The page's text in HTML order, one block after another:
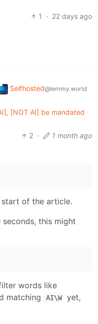
1
· 22 days ago
Selfhosted@lemmy.world
[NOT AI] be mandated
2 · 1 month ago
start of the article.
this might
words like
matching
AI\W
yet,